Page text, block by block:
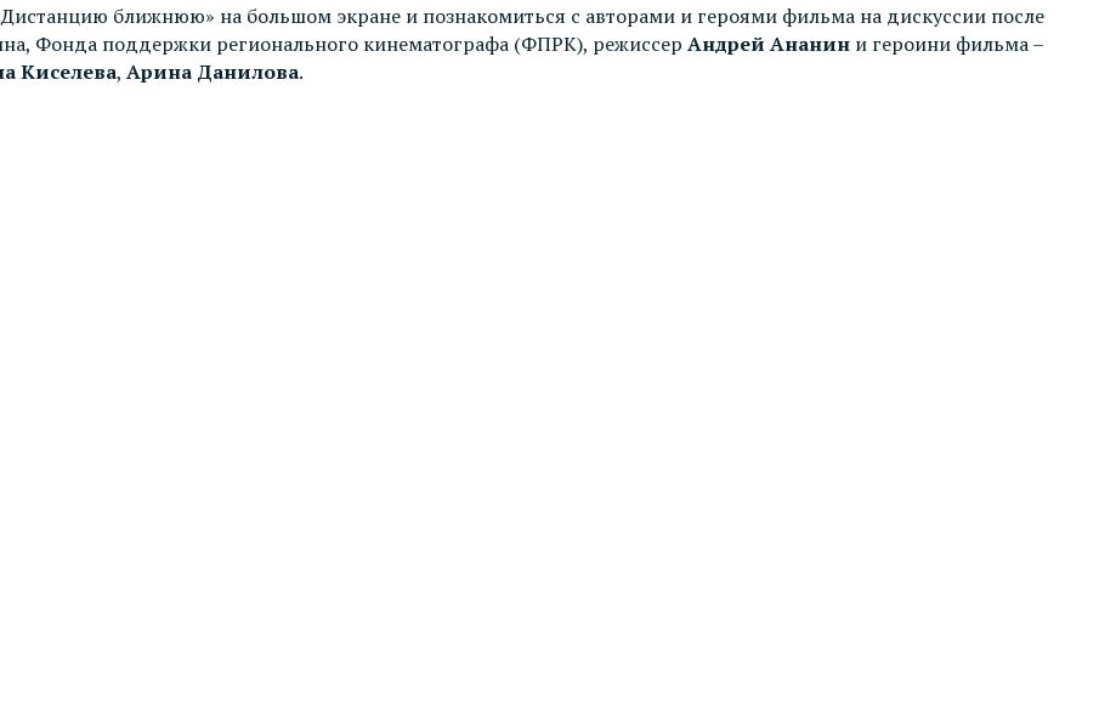
ближнюю» на большом экране и познакомиться с авторами и героями фильма на дискуссии после
Фонда поддержки регионального кинематографа (ФПРК), режиссер Андрей Ананин и героини фильма –
Киселева, Арина Данилова.